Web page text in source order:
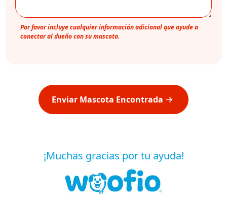
Por favor incluye cualquier información adicional que ayude a
conectar al dueño con su mascota.
Enviar Mascota Encontrada
¡Muchas gracias por tu ayuda!